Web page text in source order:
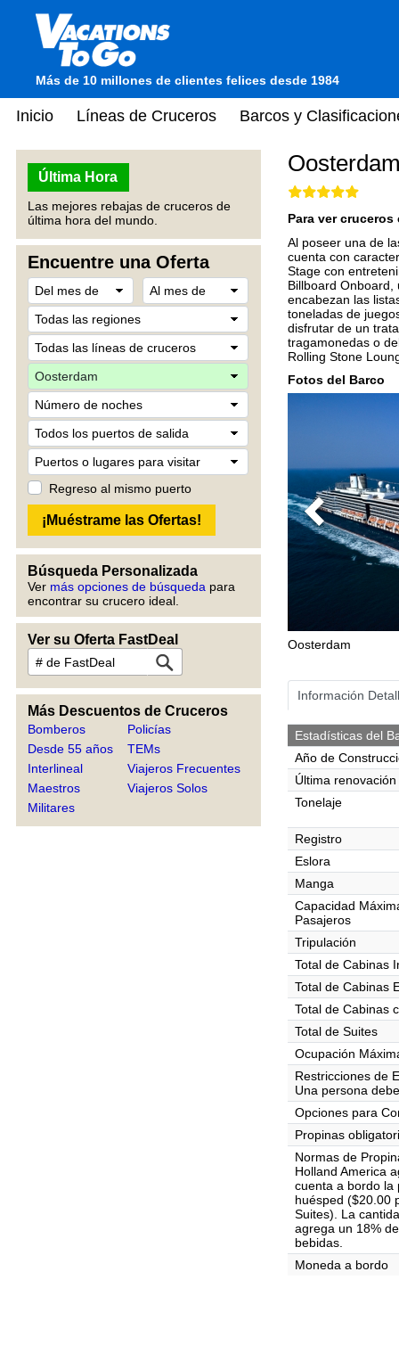
Más de 10 millones de clientes felices desde 1984
Inicio Líneas de Cruceros Barcos y
Última Hora
Las mejores rebajas de cruceros de
última hora del mundo.
Encuentre una Oferta
Regreso al mismo puerto
Búsqueda Personalizada
Ver más opciones de búsqueda para
encontrar su crucero ideal.
Ver su Oferta FastDeal
Más Descuentos de Cruceros
Bomberos
Desde 55 años
Interlineal
Maestros
Militares
Policías
TEMs
Viajeros Frecuentes
Viajeros Solos
Para ver
Al poseer una de
cuenta con
Stage con
Billboard
encabezan las
toneladas de
disfrutar de un
tragamonedas o
Rolling Stone
Fotos del Barco
Previous
Oosterdam
Información
Estadísticas del
Año de
Última renovación
Tonelaje
Registro
Eslora
Manga
Capacidad
Pasajeros
Tripulación
Total de Cabinas
Total de Cabinas
Total de Cabinas
Total de Suites
Ocupación
Restricciones de
Una persona
Opciones para
Propinas
Normas de
Holland America
cuenta a bordo la
huésped ($20.00
Suites). La
agrega un 18%
bebidas.
Moneda a bordo